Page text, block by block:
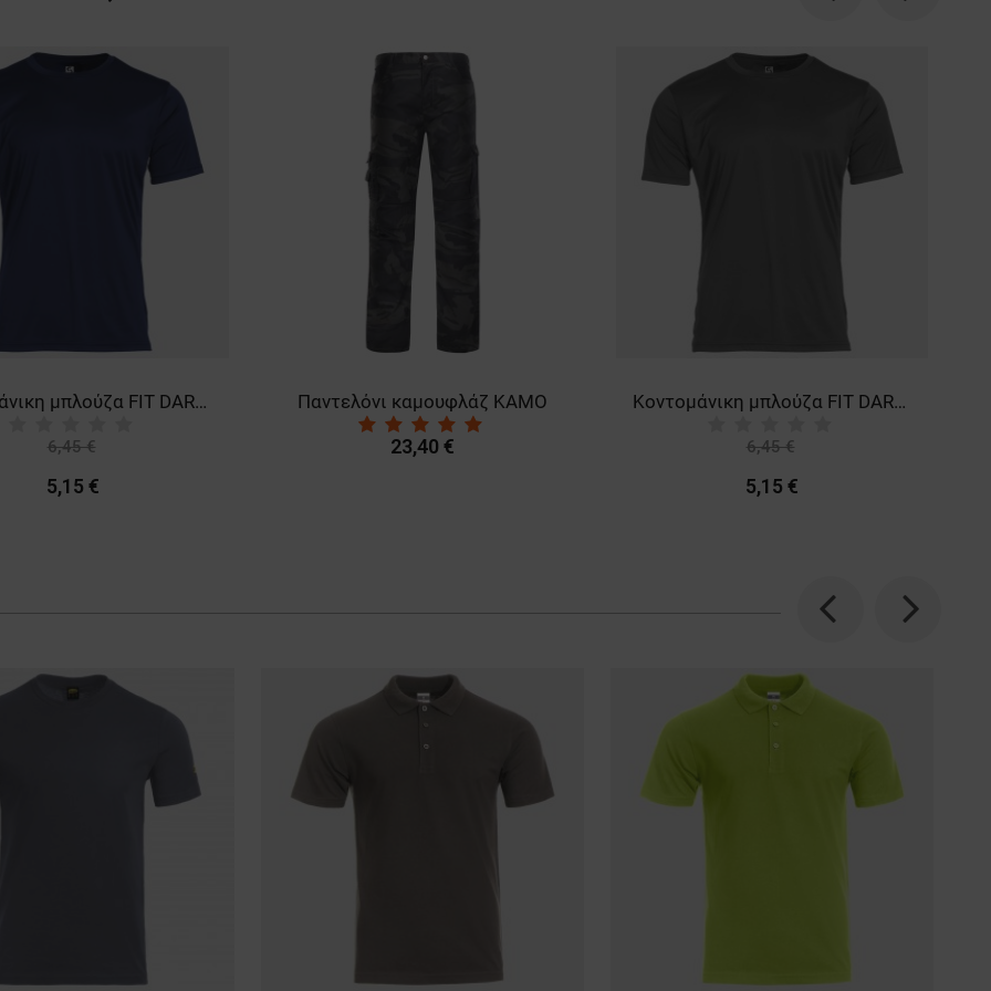
Previous
Κοντομάνικη μπλούζα FIT DARK BLUE
6,45 €
5,15 €
Παντελόνι καμουφλάζ KAMO
23,40 €
Κοντομάνικη μπλούζα FIT DARK GREY
6,45 €
5,15 €
Next
Previous Next